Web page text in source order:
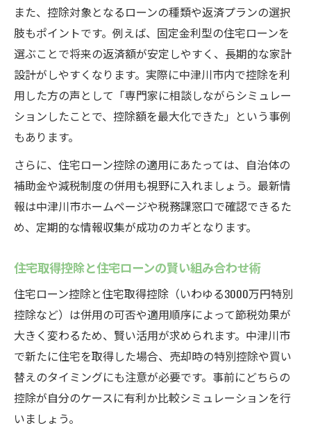
減税制度を活用した住宅ローン選択術
住宅取得控除と地域補助金の組み合わせ例
中津川市で利用できる減税と住宅ローン控
除
住宅ローン控除の減税効果を高めるポイン
ト
申告手続きを円滑に進めるための実践ポイント
住宅ローン控除申請をスムーズに行う手順
住宅取得控除と住宅ローン控除の手続き計
画
住宅ローン控除利用時の申告ミス防止策
住宅取得控除と住宅ローンの手続き準備術
また、控除対象となるローンの種類や返済プランの選択
肢もポイントです。例えば、固定金利型の住宅ローンを
選ぶことで将来の返済額が安定しやすく、長期的な家計
設計がしやすくなります。実際に中津川市内で控除を利
用した方の声として「専門家に相談しながらシミュレー
ションしたことで、控除額を最大化できた」という事例
もあります。
さらに、住宅ローン控除の適用にあたっては、自治体の
補助金や減税制度の併用も視野に入れましょう。最新情
報は中津川市ホームページや税務課窓口で確認できるた
め、定期的な情報収集が成功のカギとなります。
住宅取得控除と住宅ローンの賢い組み合わせ術
住宅ローン控除と住宅取得控除（いわゆる3000万円特別
控除など）は併用の可否や適用順序によって節税効果が
大きく変わるため、賢い活用が求められます。中津川市
で新たに住宅を取得した場合、売却時の特別控除や買い
替えのタイミングにも注意が必要です。事前にどちらの
控除が自分のケースに有利か比較シミュレーションを行
いましょう。